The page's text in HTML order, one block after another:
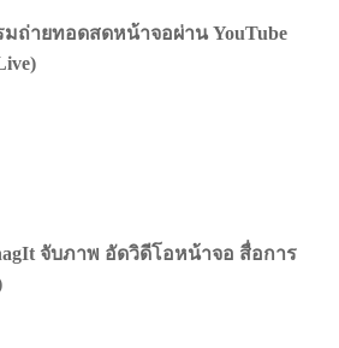
มถ่ายทอดสดหน้าจอผ่าน YouTube
จับภาพ อัดวิดีโอหน้าจอ สื่อการ